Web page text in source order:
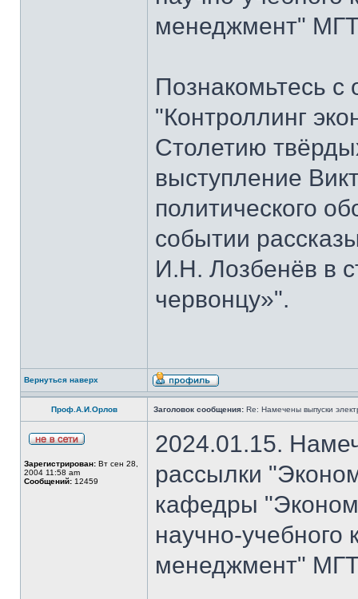
менеджмент"
Познакомьтесь
"Контроллинг
Столетию
выступление
политического
событии
И.Н. Лозбенёв в
червонцу»".
Вернуться наверх
Проф.А.И.Орлов Заголовок сообщения: Re: Намечены выпуски
Зарегистрирован: Вт сен 28,
2004 11:58 am
Сообщений: 12459
2024.01.15.
рассылки
кафедры
научно-
менеджмент"